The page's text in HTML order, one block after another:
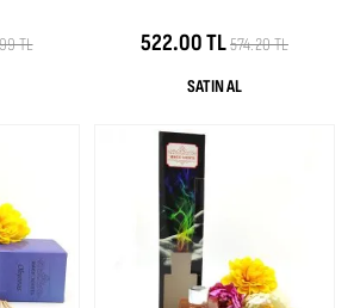
TL 522.00 TL574.20 TL